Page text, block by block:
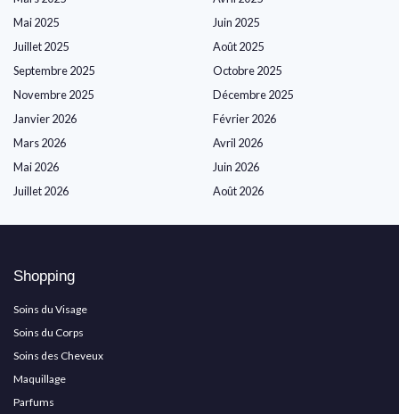
Mai 2025
Juin 2025
Juillet 2025
Août 2025
Septembre 2025
Octobre 2025
Novembre 2025
Décembre 2025
Janvier 2026
Février 2026
Mars 2026
Avril 2026
Mai 2026
Juin 2026
Juillet 2026
Août 2026
Shopping
Soins du Visage
Soins du Corps
Soins des Cheveux
Maquillage
Parfums